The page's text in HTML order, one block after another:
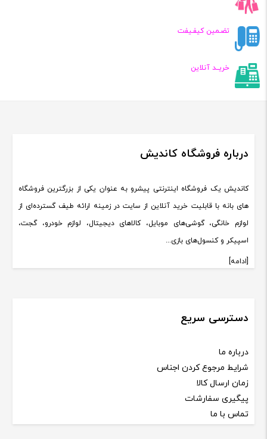
تضـمین کیفـیفت
خریــد آنلاین
درباره فروشگاه کاندیش
کاندیش یک فروشگاه اینترنتی پیشرو به عنوان یکی از بزرگترین فروشگاه
های بانه با قابلیت خرید آنلاین از سایت در زمینه ارائه طیف گسترده‌ای از
لوازم خانگی، گوشی‌های موبایل، کالاهای دیجیتال، لوازم خودرو، گجت،
اسپیکر و کنسول‌های بازی...
[ادامه]
دسترسی سریع
درباره ما
شرایط مرجوع کردن اجناس
زمان ارسال کالا
پیگیری سفارشات
تماس با ما